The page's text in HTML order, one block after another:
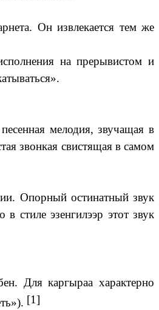
Он извлекается тем же
на прерывистом и
мелодия, звучащая в
звонкая свистящая в самом
Опорный остинатный звук
в стиле эзенгилээр этот звук
Для каргыраа характерно
[1]